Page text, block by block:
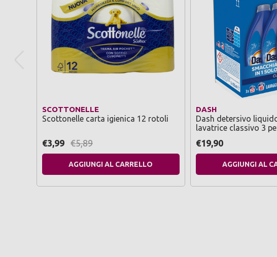
SCOTTONELLE
Scottonelle carta igienica 12 rotoli
€3,99 €5,89
AGGIUNGI AL CARRELLO
DASH
Dash detersivo
lavatrice classivo 3
€19,90
AGGIUNGI AL